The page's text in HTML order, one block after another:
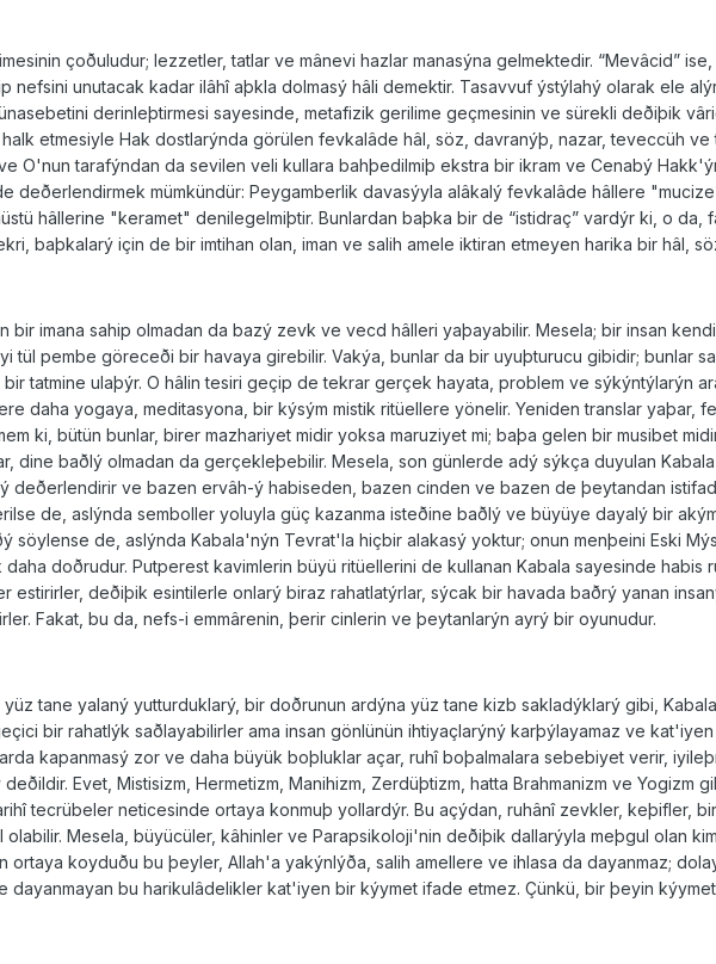
çoðuludur; lezzetler, tatlar ve mânevi hazlar manasýna gelmektedir. “Mevâcid”
unutacak kadar ilâhî aþkla dolmasý hâli demektir. Tasavvuf ýstýlahý olarak ele
derinleþtirmesi sayesinde, metafizik gerilime geçmesinin ve sürekli deðiþik
etmesiyle Hak dostlarýnda görülen fevkalâde hâl, söz, davranýþ, nazar, teveccüh
O'nun tarafýndan da sevilen veli kullara bahþedilmiþ ekstra bir ikram ve Cenabý
deðerlendirmek mümkündür: Peygamberlik davasýyla alâkalý fevkalâde hâllere
hâllerine "keramet" denilegelmiþtir. Bunlardan baþka bir de “istidraç” vardýr ki, o da,
baþkalarý için de bir imtihan olan, iman ve salih amele iktiran etmeyen harika bir hâl,
bir imana sahip olmadan da bazý zevk ve vecd hâlleri yaþayabilir. Mesela; bir insan
tül pembe göreceði bir havaya girebilir. Vakýa, bunlar da bir uyuþturucu gibidir; bunlar
tatmine ulaþýr. O hâlin tesiri geçip de tekrar gerçek hayata, problem ve sýkýntýlarýn
daha yogaya, meditasyona, bir kýsým mistik ritüellere yönelir. Yeniden translar yaþar,
ki, bütün bunlar, birer mazhariyet midir yoksa maruziyet mi; baþa gelen bir musibet
dine baðlý olmadan da gerçekleþebilir. Mesela, son günlerde adý sýkça duyulan
deðerlendirir ve bazen ervâh-ý habiseden, bazen cinden ve bazen de þeytandan
de, aslýnda semboller yoluyla güç kazanma isteðine baðlý ve büyüye dayalý bir
söylense de, aslýnda Kabala'nýn Tevrat'la hiçbir alakasý yoktur; onun menþeini Eski
doðrudur. Putperest kavimlerin büyü ritüellerini de kullanan Kabala sayesinde habis
estirirler, deðiþik esintilerle onlarý biraz rahatlatýrlar, sýcak bir havada baðrý yanan
Fakat, bu da, nefs-i emmârenin, þerir cinlerin ve þeytanlarýn ayrý bir oyunudur.
tane yalaný yutturduklarý, bir doðrunun ardýna yüz tane kizb sakladýklarý gibi,
bir rahatlýk saðlayabilirler ama insan gönlünün ihtiyaçlarýný karþýlayamaz ve
kapanmasý zor ve daha büyük boþluklar açar, ruhî boþalmalara sebebiyet verir,
Evet, Mistisizm, Hermetizm, Manihizm, Zerdüþtizm, hatta Brahmanizm ve Yogizm
tecrübeler neticesinde ortaya konmuþ yollardýr. Bu açýdan, ruhânî zevkler, keþifler,
olabilir. Mesela, büyücüler, kâhinler ve Parapsikoloji'nin deðiþik dallarýyla meþgul olan
koyduðu bu þeyler, Allah'a yakýnlýða, salih amellere ve ihlasa da dayanmaz;
bu harikulâdelikler kat'iyen bir kýymet ifade etmez. Çünkü, bir þeyin